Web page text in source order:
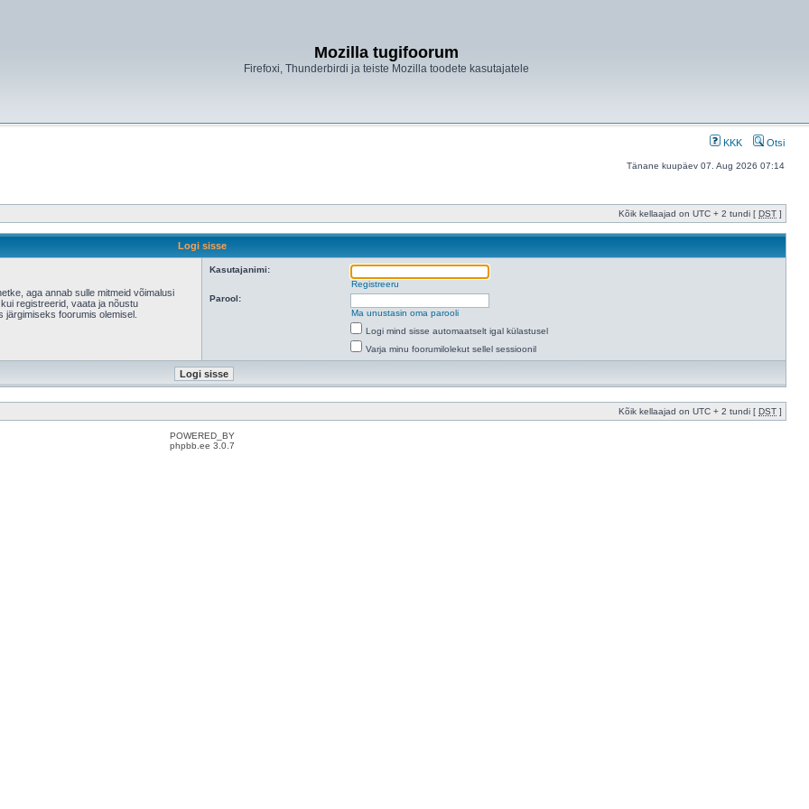
Mozilla tugifoorum
Firefoxi, Thunderbirdi ja teiste Mozilla toodete kasutajatele
KKK Otsi
Tänane kuupäev 07. Aug 2026 07:14
Kõik kellaajad on UTC + 2 tundi [ DST ]
Logi sisse
aga annab sulle mitmeid võimalusi
registreerid, vaata ja nõustu
järgimiseks foorumis olemisel.
Kasutajanimi:
Registreeru
Parool:
Ma unustasin oma parooli
Logi mind sisse automaatselt igal külastusel
Varja minu foorumilolekut sellel sessioonil
Kõik kellaajad on UTC + 2 tundi [ DST ]
POWERED_BY
phpbb.ee 3.0.7